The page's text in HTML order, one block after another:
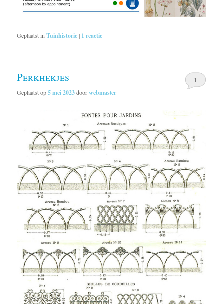
Geplaatst in Tuinhistorie| 1 reactie
Perkhekjes
Geplaatst op5 mei 2023doorwebmaster
1